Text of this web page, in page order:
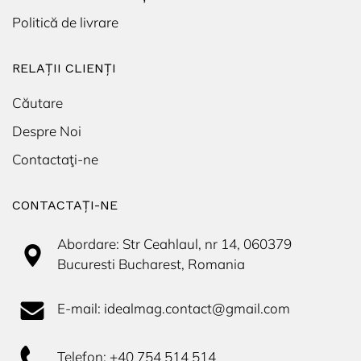
Politică de livrare
RELAȚII CLIENȚI
Căutare
Despre Noi
Contactaţi-ne
CONTACTAŢI-NE
Abordare: Str Ceahlaul, nr 14, 060379
Bucuresti Bucharest, Romania
E-mail: idealmag.contact@gmail.com
Telefon: +40 754 514 514